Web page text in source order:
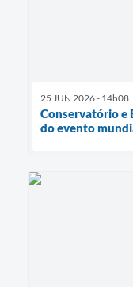
25 JUN 2026 - 14h08
Conservatório e
do evento